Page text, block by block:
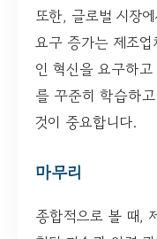
또한, 글로벌 시장
요구 증가는 제조
인 혁신을 요구하
를 꾸준히 학습하
것이 중요합니다.
마무리
종합적으로 볼 때,